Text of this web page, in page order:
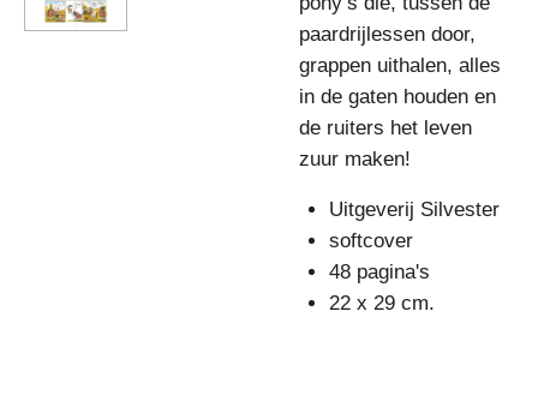
paardrijlessen door,
grappen uithalen, alles
in de gaten houden en
de ruiters het leven
zuur maken!
Uitgeverij Silvester
softcover
48 pagina's
22 x 29 cm.